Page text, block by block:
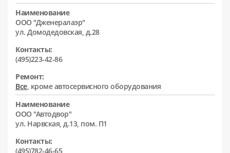
Наименование
ООО "Дженералаэр"
ул. Домодедовская, д.28
Контакты:
(495)223-42-86
Ремонт:
Все, кроме автосервисного оборудования
Наименование
ООО "Автодвор"
ул. Нарвская, д.13, пом. П1
Контакты:
(495)782-46-65